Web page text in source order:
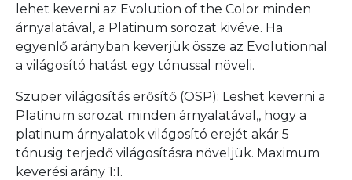
lehet keverni az Evolution of the Color minden
árnyalatával, a Platinum sorozat kivéve. Ha
egyenlő arányban keverjük össze az Evolutionnal
a világosító hatást egy tónussal növeli.
Szuper világosítás erősítő (OSP): Leshet keverni a
Platinum sorozat minden árnyalatával,, hogy a
platinum árnyalatok világosító erejét akár 5
tónusig terjedő világosításra növeljük. Maximum
keverési arány 1:1.